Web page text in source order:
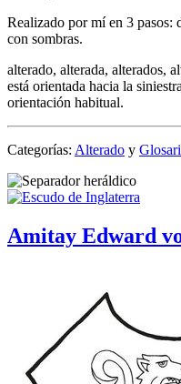
Realizado por mí en 3 pasos:
con sombras.
alterado, alterada, alterados,
está orientada hacia la
orientación habitual.
Categorías: Alterado y
Amitay Edward